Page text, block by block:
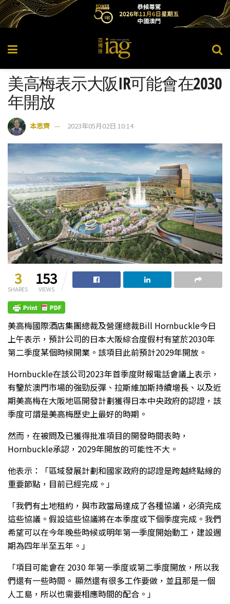
美高梅表示大阪IR可能會在2030
年開放
本思齊 2023年05月02日 10:14
3
SHARES
153
VIEWS
美高梅國際酒店集團總裁及營運總裁Bill Hornbuckle今日
上午表示，預計公司的日本大阪綜合度假村有望於2030年
第二季度某個時候開業。該項目此前預計2029年開放。
Hornbuckle在該公司2023年首季度財報電話會議上表示，
有鑒於澳門市場的強勁反彈、拉斯維加斯持續增長、以及近
期美高梅在大阪地區開發計劃獲得日本中央政府的認證，該
季度可謂是美高梅歷史上最好的時期。
然而，在被問及已獲得批准項目的開發時間表時，
Hornbuckle承認，2029年開放的可能性不大。
他表示：「區域發展計劃和國家政府的認證是跨越終點線的
重要節點，目前已經完成。」
「我們有土地租約，與市政當局達成了各種協議，必須完成
這些協議。假設這些協議將在本季度或下個季度完成。我們
希望可以在今年晚些時候或明年第一季度開始動工，建設週
期為四年半至五年。」
「項目可能會在 2030 年第一季度或第二季度開放，所以我
們還有一些時間。 顯然還有很多工作要做，並且那是一個
人工島，所以也需要相應時間的配合。」